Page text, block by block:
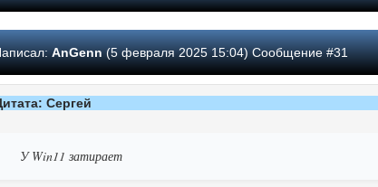
AnGenn(5 февраля 2025 15:04) Сообщение #31
Сергей
У Win11 затирает